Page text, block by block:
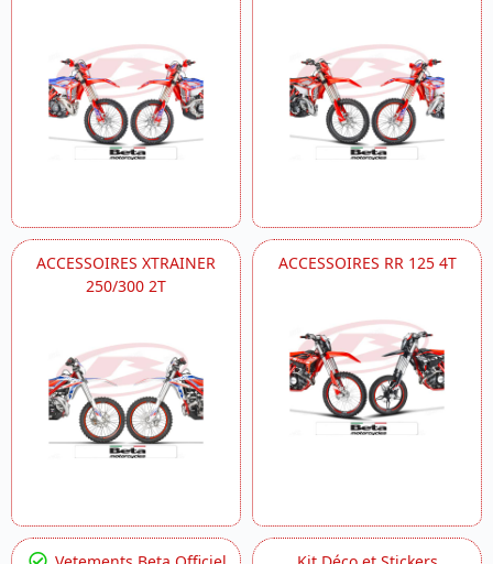
ACCESSOIRES XTRAINER
250/300 2T
ACCESSOIRES RR 125 4T